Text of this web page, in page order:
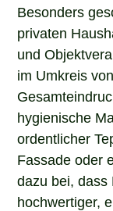
Besonders
privaten
und
im Umkreis
hygienische
ordentlicher
Fassade oder
dazu bei, dass
hochwertiger,